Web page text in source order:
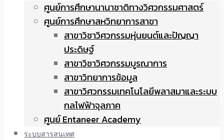
ศูนย์การศึกษานานาชาติทางวิศวกรรมศาสตร์
ศูนย์การศึกษาสหวิทยาการสาขา
สาขาวิชาวิศวกรรมหุ่นยนต์และปัญญา
ประดิษฐ์
สาขาวิชาวิศวกรรมบูรณาการ
สาขาวิทยาการข้อมูล
สาขาวิศวกรรมเทคโนโลยีพลาสมาและระบบ
กลไฟฟ้าจุลภาค
ศูนย์ Entaneer Academy
ระบบสารสนเทศ